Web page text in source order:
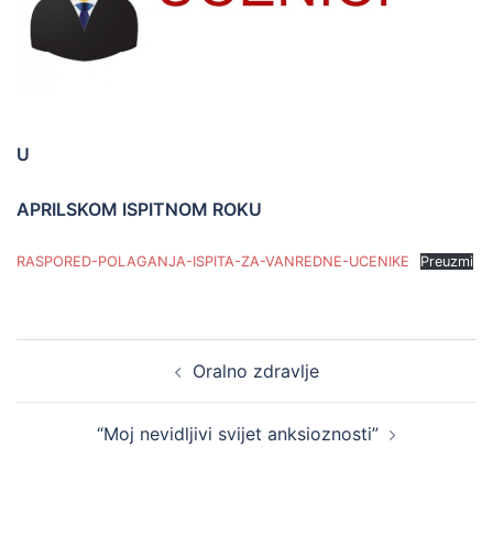
U
APRILSKOM ISPITNOM ROKU
RASPORED-POLAGANJA-ISPITA-ZA-VANREDNE-UCENIKE Preuzmi
Oralno zdravlje
“Moj nevidljivi svijet anksioznosti”